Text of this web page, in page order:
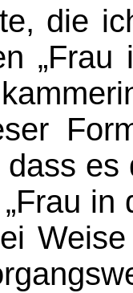
die
„Frau
es
in